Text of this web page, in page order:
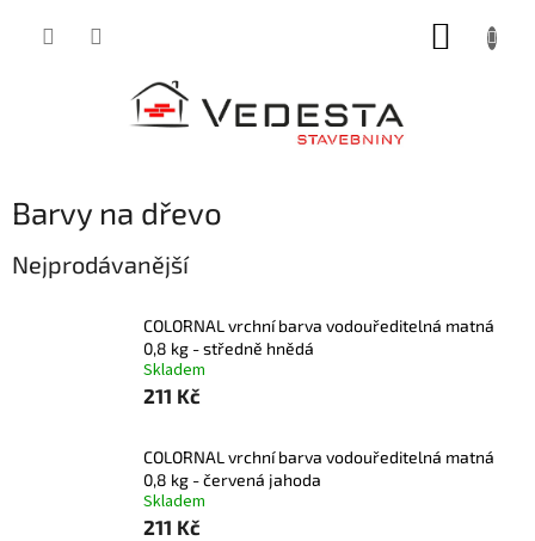
Barvy na dřevo
Nejprodávanější
COLORNAL vrchní barva vodouředitelná matná
0,8 kg - středně hnědá
Skladem
211 Kč
COLORNAL vrchní barva vodouředitelná matná
0,8 kg - červená jahoda
Skladem
211 Kč